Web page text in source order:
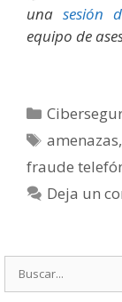
unasesión
equipo de
Categorías
Etiquetas
amenazas
fraude
Deja un